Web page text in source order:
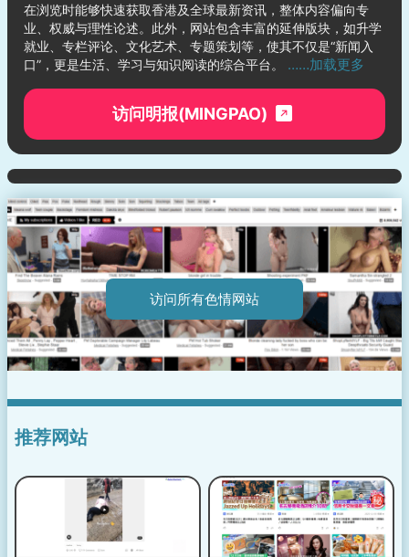
在浏览时能够快速获取香港及全球最新资讯，整体内容偏向专
业、权威与理性论述。此外，网站包含丰富的延伸版块，如升学
就业、专栏评论、文化艺术、专题策划等，使其不仅是“新闻入
口”，更是生活、学习与知识阅读的综合平台。 ……加载更多
访问明报(MINGPAO)
访问所有色情网站
推荐网站